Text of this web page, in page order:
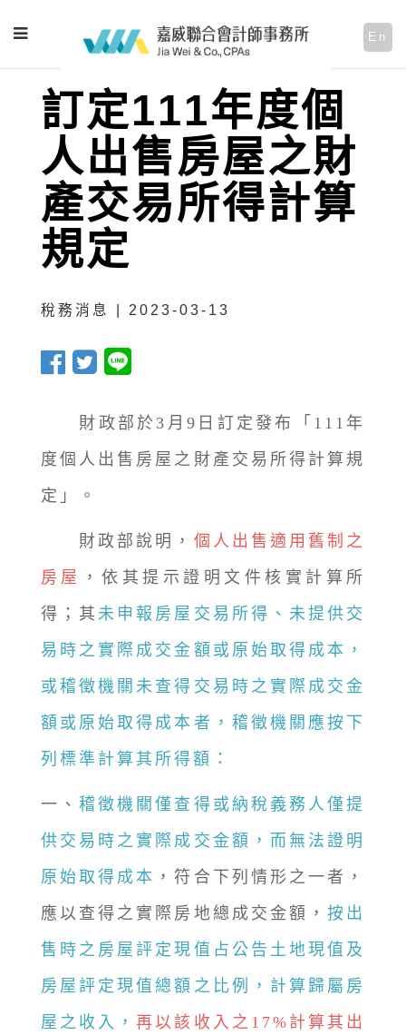
En
訂定111年度個
人出售房屋之財
產交易所得計算
規定
稅務消息 | 2023-03-13
財政部於3月9日訂定發布「111年
度個人出售房屋之財產交易所得計算規
定」。
財政部說明， 個人出售適用舊制之
房屋
，依其提示證明文件核實計算所
得；其未申報房屋交易所得、未提供交
易時之實際成交金額或原始取得成本，
或稽徵機關未查得交易時之實際成交金
額或原始取得成本者，稽徵機關應按下
列標準計算其所得額：
一、 稽徵機關僅查得或納稅義務人僅提
供交易時之實際成交金額，而無法證明
原始取得成本 ，符合下列情形之一者，
應以查得之實際房地總成交金額，按出
售時之房屋評定現值占公告土地現值及
房屋評定現值總額之比例，計算歸屬房
屋之收入，再以該收入之17%計算其出